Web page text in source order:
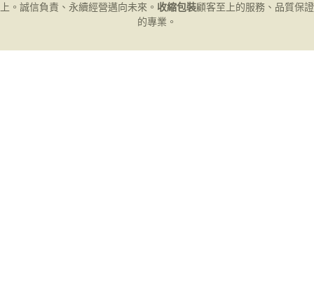
上。誠信負責、永續經營邁向未來。 收縮包裝顧客至上的服務、品質保證
的專業。